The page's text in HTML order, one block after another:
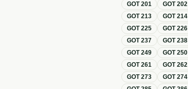
GOT201 GOT202
GOT213 GOT214
GOT225 GOT226
GOT237 GOT238
GOT249 GOT250
GOT261 GOT262
GOT273 GOT274